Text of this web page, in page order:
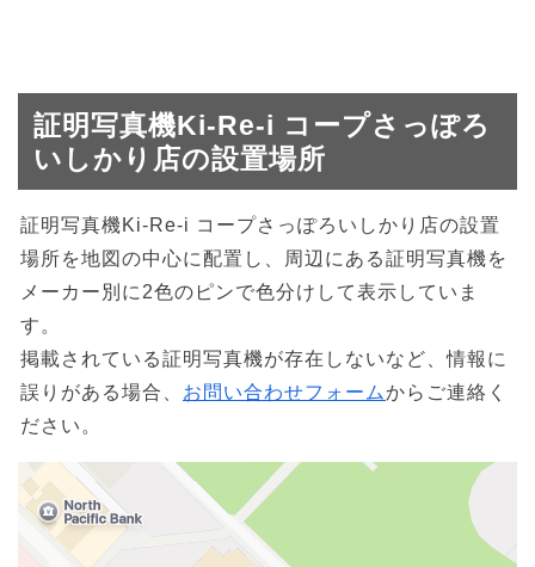
証明写真機Ki-Re-i コープさっぽろ
いしかり店の設置場所
証明写真機Ki-Re-i コープさっぽろいしかり店の設置
場所を地図の中心に配置し、周辺にある証明写真機を
メーカー別に2色のピンで色分けして表示していま
す。
掲載されている証明写真機が存在しないなど、情報に
誤りがある場合、 お問い合わせフォームからご連絡く
ださい。